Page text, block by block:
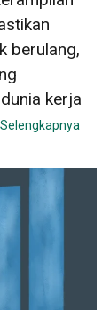
berulang,
kerja